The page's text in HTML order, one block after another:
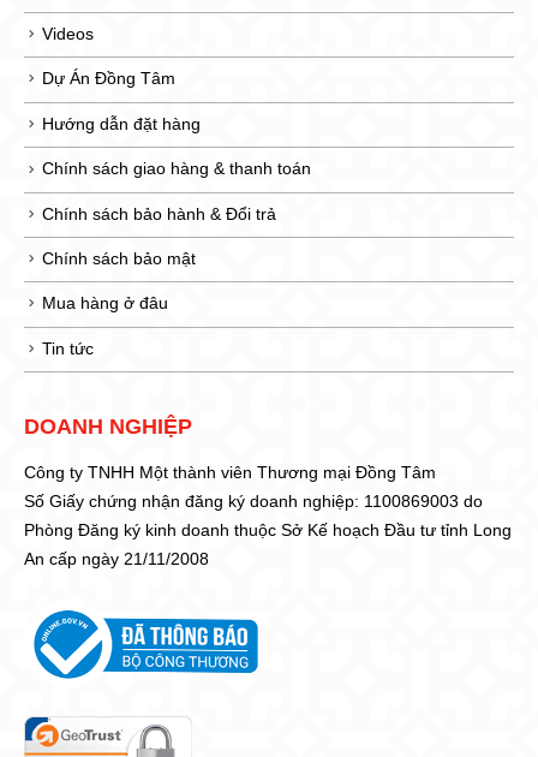
Videos
Dự Án Đồng Tâm
Hướng dẫn đặt hàng
Chính sách giao hàng & thanh toán
Chính sách bảo hành & Đổi trả
Chính sách bảo mật
Mua hàng ở đâu
Tin tức
DOANH NGHIỆP
Công ty TNHH Một thành viên Thương mại Đồng Tâm
Số Giấy chứng nhận đăng ký doanh nghiệp: 1100869003 do
Phòng Đăng ký kinh doanh thuộc Sở Kế hoạch Đầu tư tỉnh Long
An cấp ngày 21/11/2008